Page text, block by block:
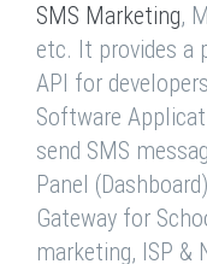
SMS Marketing,
etc. It provides a
API for
Software
send SMS
Panel
Gateway for
marketing, ISP &